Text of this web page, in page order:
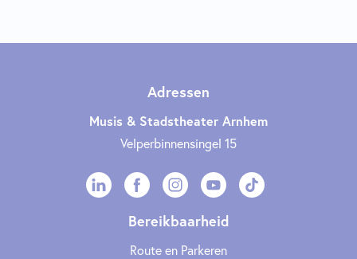
Adressen
Musis & Stadstheater Arnhem
Velperbinnensingel 15
Bereikbaarheid
Route en Parkeren